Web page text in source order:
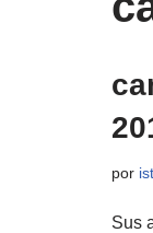
por
Sus